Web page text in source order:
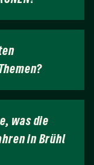
was die
in Brühl